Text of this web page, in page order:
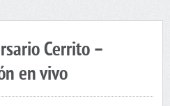
Cerrito –
en vivo